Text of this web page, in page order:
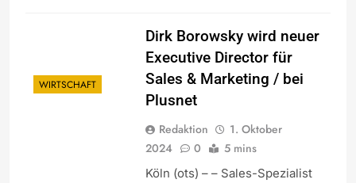
WIRTSCHAFT
Dirk Borowsky wird neuer
Executive Director für
Sales & Marketing / bei
Plusnet
Redaktion
1. Oktober
2024
0 5 mins
Köln (ots) – – Sales-Spezialist